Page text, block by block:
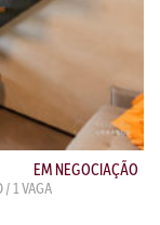
EM NEGOCIAÇÃO
/ 1 VAGA